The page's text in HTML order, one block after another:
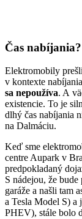
Čas
Elektromobily
v kontexte
sa nepoužíva. A
existencie. To je
dlhý čas nabíjania
na Dalmáciu.
Keď sme
centre Aupark v
predpokladaný
S nádejou, že
garáže a našli tam
a Tesla Model S)
PHEV), stále bolo